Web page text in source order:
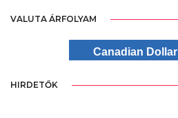
VALUTA ÁRFOLYAM
Canadian Dollar
HIRDETŐK